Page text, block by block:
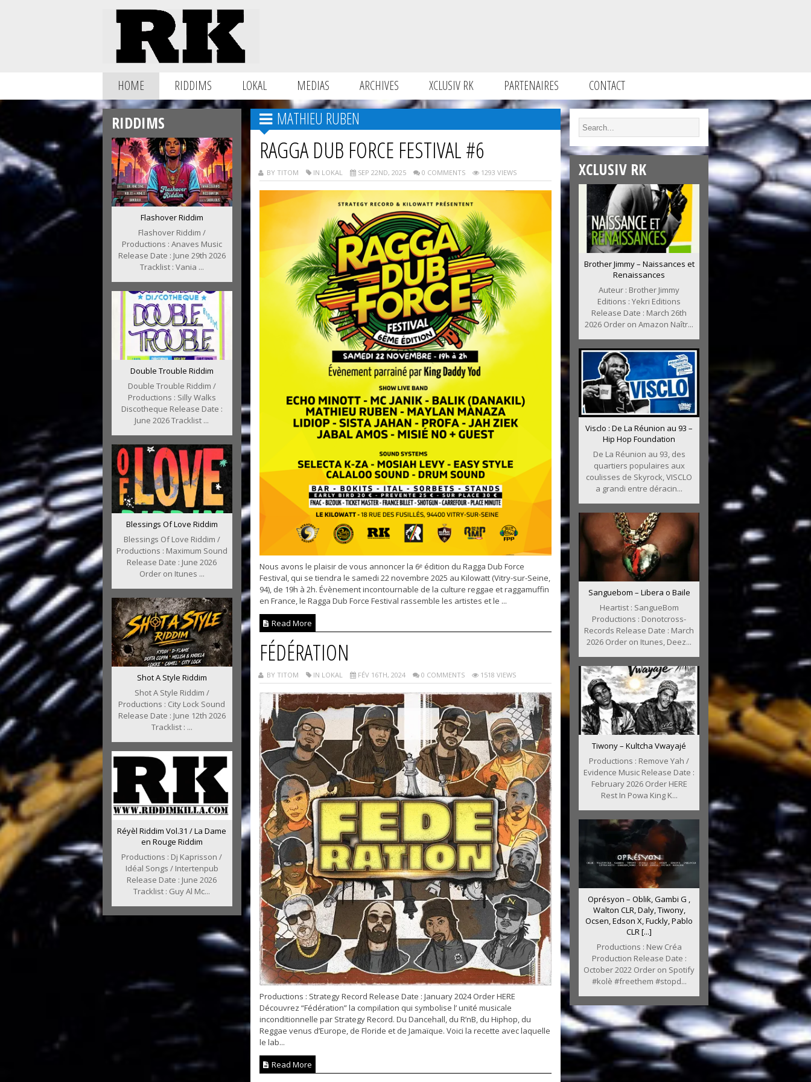
HOME RIDDIMS LOKAL MEDIAS ARCHIVES XCLUSIV RK PARTENAIRES CONTACT
RIDDIMS
Flashover Riddim
Flashover Riddim /
Productions : Anaves Music
Release Date : June 29th 2026
Tracklist : Vania ...
Double Trouble Riddim
Double Trouble Riddim /
Productions : Silly Walks
Discotheque Release Date :
June 2026 Tracklist ...
Blessings Of Love Riddim
Blessings Of Love Riddim /
Productions : Maximum Sound
Release Date : June 2026
Order on Itunes ...
Shot A Style Riddim
Shot A Style Riddim /
Productions : City Lock Sound
Release Date : June 12th 2026
Tracklist : ...
Réyèl Riddim Vol.31 / La Dame
en Rouge Riddim
Productions : Dj Kaprisson /
Idéal Songs / Intertenpub
Release Date : June 2026
Tracklist : Guy Al Mc...
MATHIEU RUBEN
RAGGA DUB FORCE FESTIVAL #6
BY TITOM IN LOKAL SEP 22ND, 2025 0 COMMENTS 1293 VIEWS
Nous avons le plaisir de vous annoncer la 6ᵉ édition du Ragga Dub Force
Festival, qui se tiendra le samedi 22 novembre 2025 au Kilowatt (Vitry-sur-Seine,
94), de 19h à 2h. Évènement incontournable de la culture reggae et raggamuffin
en France, le Ragga Dub Force Festival rassemble les artistes et le ...
Read More
FÉDÉRATION
BY TITOM IN LOKAL FÉV 16TH, 2024 0 COMMENTS 1518 VIEWS
Productions : Strategy Record Release Date : January 2024 Order HERE
Découvrez “Fédération” la compilation qui symbolise l’ unité musicale
inconditionnelle par Strategy Record. Du Dancehall, du R’nB, du Hiphop, du
Reggae venus d’Europe, de Floride et de Jamaïque. Voici la recette avec laquelle
le lab...
Read More
XCLUSIV RK
Brother Jimmy – Naissances et
Renaissances
Auteur : Brother Jimmy
Editions : Yekri Editions
Release Date : March 26th
2026 Order on Amazon Naîtr...
Visclo : De La Réunion au 93 –
Hip Hop Foundation
De La Réunion au 93, des
quartiers populaires aux
coulisses de Skyrock, VISCLO
a grandi entre déracin...
Sanguebom – Libera o Baile
Heartist : SangueBom
Productions : Donotcross-
Records Release Date : March
2026 Order on Itunes, Deez...
Tiwony – Kultcha Vwayajé
Productions : Remove Yah /
Evidence Music Release Date :
February 2026 Order HERE
Rest In Powa King K...
Oprésyon – Oblik, Gambi G ,
Walton CLR, Daly, Tiwony,
Ocsen, Edson X, Fuckly, Pablo
CLR [...]
Productions : New Créa
Production Release Date :
October 2022 Order on Spotify
#kolè #freethem #stopd...